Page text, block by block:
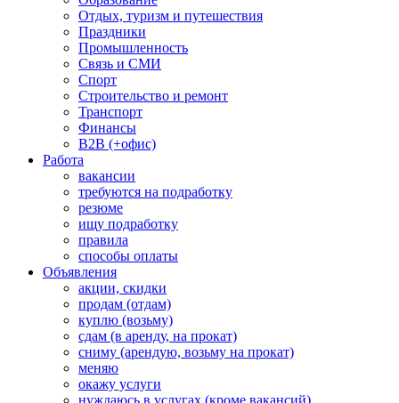
Отдых, туризм и путешествия
Праздники
Промышленность
Связь и СМИ
Спорт
Строительство и ремонт
Транспорт
Финансы
B2B (+офис)
Работа
вакансии
требуются на подработку
резюме
ищу подработку
правила
способы оплаты
Объявления
акции, скидки
продам (отдам)
куплю (возьму)
сдам (в аренду, на прокат)
сниму (арендую, возьму на прокат)
меняю
окажу услуги
нуждаюсь в услугах (кроме вакансий)